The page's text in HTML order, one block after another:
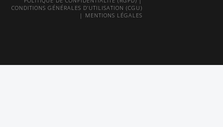
CONDITIONS GÉNÉRALES D’UTILISATION (CGU)
| MENTIONS LÉGALES